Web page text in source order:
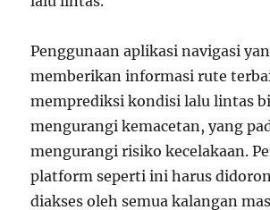
Penggunaan aplikasi navigasi
memberikan informasi rute
memprediksi kondisi lalu lintas
mengurangi kemacetan, yang
mengurangi risiko kecelakaan.
platform seperti ini harus
diakses oleh semua kalangan